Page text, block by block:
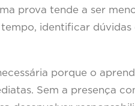
prova tende a ser
identificar
porque o
Sem a presença